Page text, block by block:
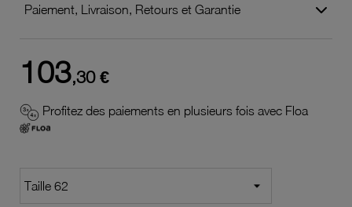
Paiement, Livraison, Retours et Garantie
103,30 €
Profitez des paiements en plusieurs fois avec Floa